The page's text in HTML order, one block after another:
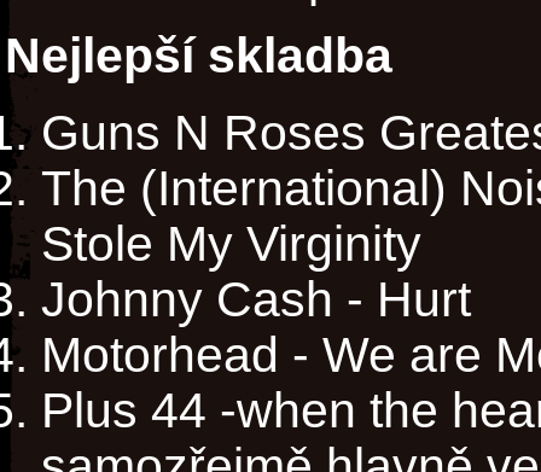
Nejlepší skladba
Guns N Roses
The (International)
Stole My Virginity
Johnny Cash - Hurt
Motorhead - We are
Plus 44 -when the